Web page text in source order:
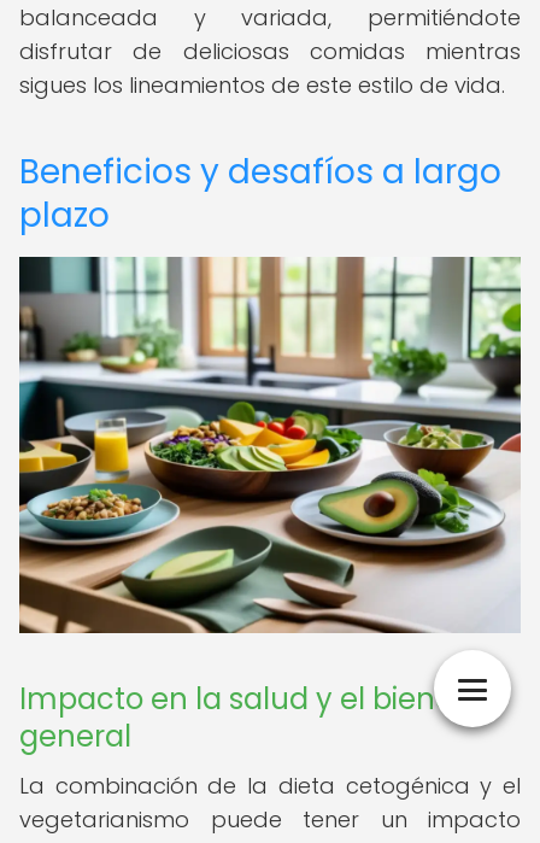
balanceada y variada, permitiéndote
disfrutar de deliciosas comidas mientras
sigues los lineamientos de este estilo de vida.
Beneficios y desafíos a largo
plazo
Impacto en la salud y el bienestar
general
La combinación de la dieta cetogénica y el
vegetarianismo puede tener un impacto